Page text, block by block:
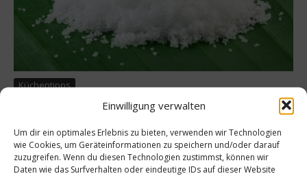
Einwilligung verwalten
Um dir ein optimales Erlebnis zu bieten, verwenden wir Technologien
wie Cookies, um Geräteinformationen zu speichern und/oder darauf
zuzugreifen. Wenn du diesen Technologien zustimmst, können wir
Daten wie das Surfverhalten oder eindeutige IDs auf dieser Website
Küchentipps
Küchentipps – Wozu kann man Salz
verwenden
Salz verleiht Speisen die nötige Würze, das ist klar. Wofür man
Salz in der Küche aber noch gebrauchen kann, das verrät eine